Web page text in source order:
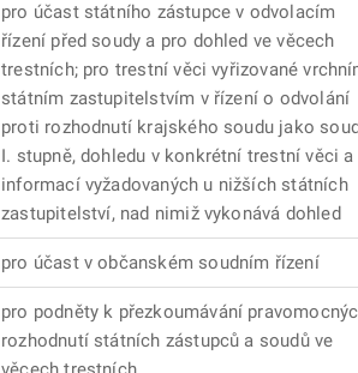
pro účast státního zástupce v odvolacím
řízení před soudy a pro dohled ve věcech
trestních; pro trestní věci vyřizované
státním zastupitelstvím v řízení o odvolání
proti rozhodnutí krajského soudu jako
I. stupně, dohledu v konkrétní trestní věci a
informací vyžadovaných u nižších státních
zastupitelství, nad nimiž vykonává dohled
pro účast v občanském soudním řízení
pro podněty k přezkoumávání
rozhodnutí státních zástupců a soudů ve